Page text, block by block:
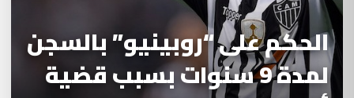
الحكم على “روبينيو” بالسجن
لمدة 9 سنوات بسبب قضية